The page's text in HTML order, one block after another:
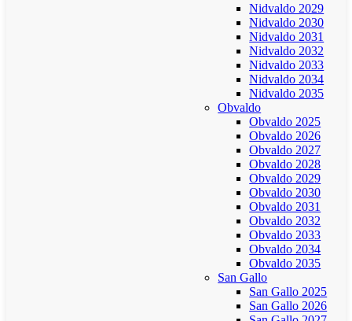
Nidvaldo 2029
Nidvaldo 2030
Nidvaldo 2031
Nidvaldo 2032
Nidvaldo 2033
Nidvaldo 2034
Nidvaldo 2035
Obvaldo
Obvaldo 2025
Obvaldo 2026
Obvaldo 2027
Obvaldo 2028
Obvaldo 2029
Obvaldo 2030
Obvaldo 2031
Obvaldo 2032
Obvaldo 2033
Obvaldo 2034
Obvaldo 2035
San Gallo
San Gallo 2025
San Gallo 2026